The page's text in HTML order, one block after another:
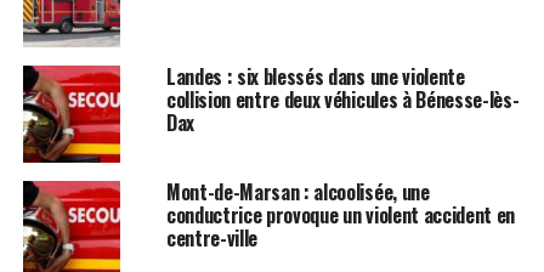
Landes : six blessés dans une violente
collision entre deux véhicules à Bénesse-lès-
Dax
Mont-de-Marsan : alcoolisée, une
conductrice provoque un violent accident en
centre-ville